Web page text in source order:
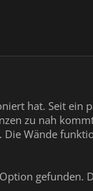
hat. Seit ein
zu nah
Wände
gefunden.